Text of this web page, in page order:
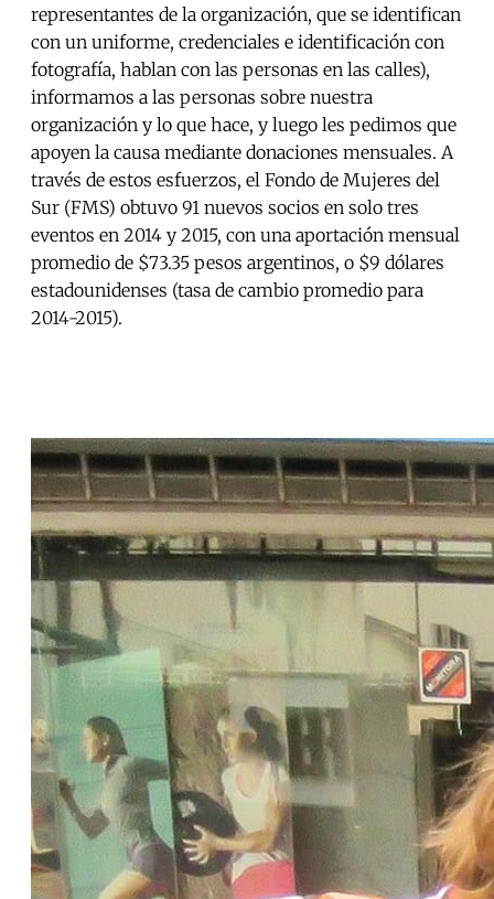
representantes de la organización, que se identifican
con un uniforme, credenciales e identificación con
fotografía, hablan con las personas en las calles),
informamos a las personas sobre nuestra
organización y lo que hace, y luego les pedimos que
apoyen la causa mediante donaciones mensuales. A
través de estos esfuerzos, el Fondo de Mujeres del
Sur (FMS) obtuvo 91 nuevos socios en solo tres
eventos en 2014 y 2015, con una aportación mensual
promedio de $73.35 pesos argentinos, o $9 dólares
estadounidenses (tasa de cambio promedio para
2014-2015).